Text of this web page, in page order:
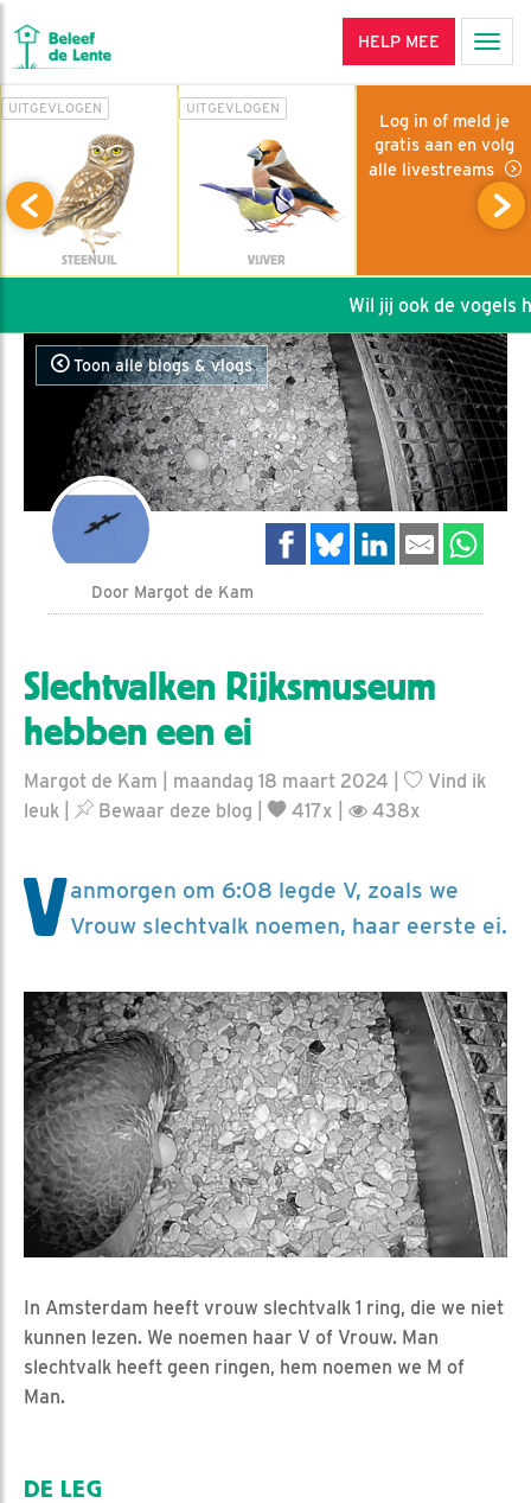
HELP MEE
UITGEVLOGEN
STEENUIL
UITGEVLOGEN
VIJVER
Log in of meld je
gratis aan en volg
alle livestreams
Wil jij ook de vogels
Toon alle blogs & vlogs
Door Margot de Kam
Slechtvalken Rijksmuseum
hebben een ei
Margot de Kam | maandag 18 maart 2024 |
Vind ik
leuk
Bewaar deze blog 417x | 438x
Vanmorgen om 6:08 legde V, zoals we
Vrouw slechtvalk noemen, haar eerste ei.
In Amsterdam heeft vrouw slechtvalk 1 ring, die we niet
kunnen lezen. We noemen haar V of Vrouw. Man
slechtvalk heeft geen ringen, hem noemen we M of
Man.
DE LEG